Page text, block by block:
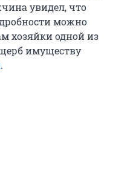
увидел, что
можно
хозяйки одной из
имуществу
.